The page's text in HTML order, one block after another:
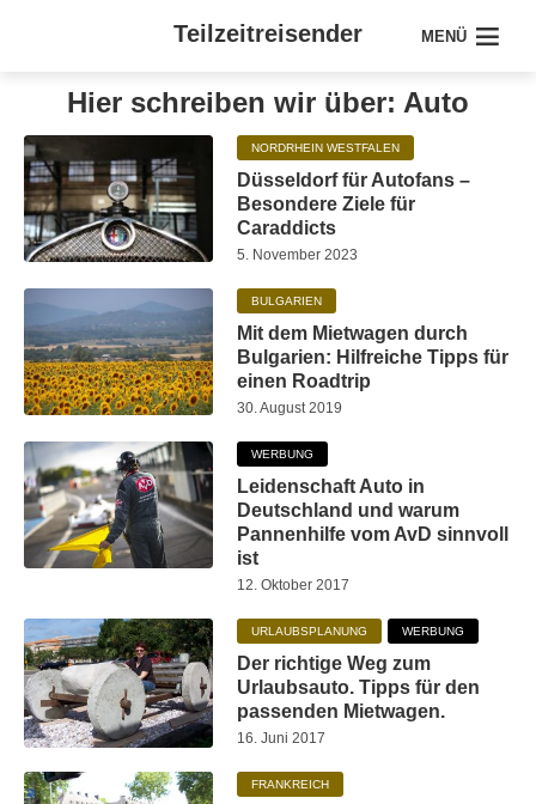
Teilzeitreisender MENÜ
Hier schreiben wir über: Auto
NORDRHEIN WESTFALEN
Düsseldorf für Autofans –
Besondere Ziele für
Caraddicts
5. November 2023
BULGARIEN
Mit dem Mietwagen durch
Bulgarien: Hilfreiche Tipps für
einen Roadtrip
30. August 2019
WERBUNG
Leidenschaft Auto in
Deutschland und warum
Pannenhilfe vom AvD sinnvoll
ist
12. Oktober 2017
URLAUBSPLANUNG WERBUNG
Der richtige Weg zum
Urlaubsauto. Tipps für den
passenden Mietwagen.
16. Juni 2017
FRANKREICH